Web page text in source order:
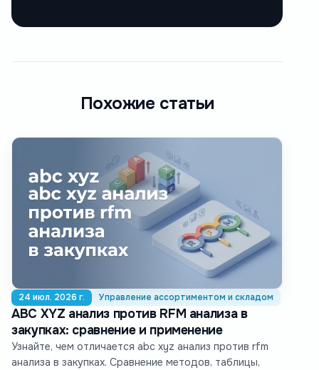
Похожие статьи
24 июл. 2026 г. Управление ассортиментом и складом
ABC XYZ анализ против RFM анализа в
закупках: сравнение и применение
Узнайте, чем отличается abc xyz анализ против rfm
анализа в закупках. Сравнение методов, таблицы,